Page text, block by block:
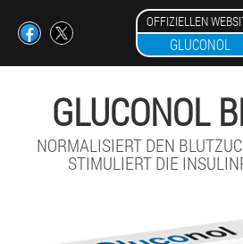
OFFIZIELLEN
GLUCONOL
GLUCONOL
NORMALISIERT DEN
STIMULIERT DIE